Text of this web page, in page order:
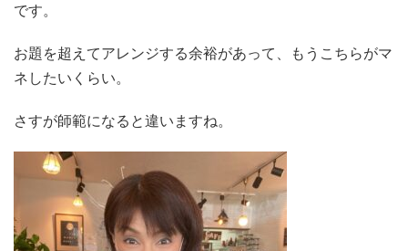
です。
お題を超えてアレンジする余裕があって、もうこちらがマ
ネしたいくらい。
さすが師範になると違いますね。